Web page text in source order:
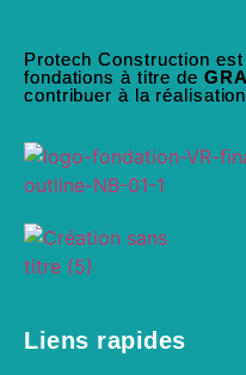
Protech Construction
fondations à titre de
contribuer à la
Liens rapides